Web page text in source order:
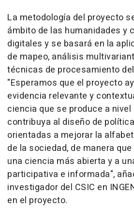
La metodología del proyecto
ámbito de las humanidades y
digitales y se basará en la
de mapeo, análisis
técnicas de procesamiento
"Esperamos que el proyecto
evidencia relevante y
ciencia que se produce a nivel
contribuya al diseño de
orientadas a mejorar la
de la sociedad, de manera
una ciencia más abierta y a
participativa e informada",
investigador del CSIC en
en el proyecto.